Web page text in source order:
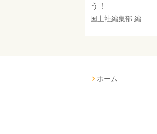
う！
国土社編集部 編
ホーム